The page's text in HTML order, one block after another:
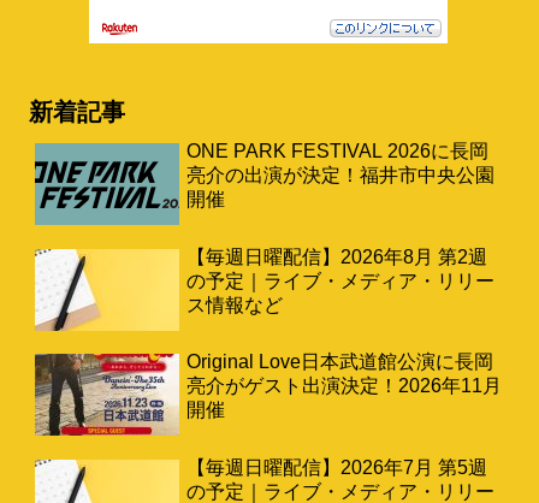
新着記事
ONE PARK FESTIVAL 2026に長岡
亮介の出演が決定！福井市中央公園
開催
【毎週日曜配信】2026年8月 第2週
の予定｜ライブ・メディア・リリー
ス情報など
Original Love日本武道館公演に長岡
亮介がゲスト出演決定！2026年11月
開催
【毎週日曜配信】2026年7月 第5週
の予定｜ライブ・メディア・リリー